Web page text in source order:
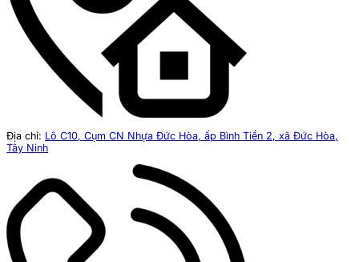
Địa chỉ: Lô C10, Cụm CN Nhựa Đức Hòa, ấp Bình Tiền 2, xã Đức Hòa,
Tây Ninh